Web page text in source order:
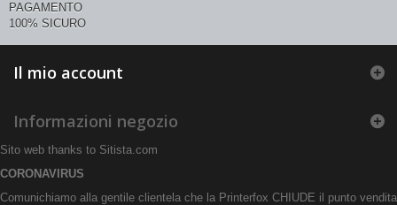
PAGAMENTO
100% SICURO
Il mio account
Informazioni negozio
Sito web thanks to Sitista.com
CORONAVIRUS
Comunichiamo alla gentile clientela che la Printerfox CHIUDE il punto vendita